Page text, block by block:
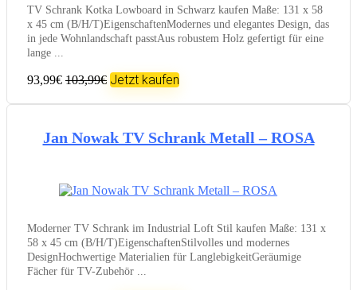
TV Schrank Kotka Lowboard in Schwarz kaufen Maße: 131 x 58
x 45 cm (B/H/T)EigenschaftenModernes und elegantes Design, das
in jede Wohnlandschaft passtAus robustem Holz gefertigt für eine
lange ...
93,99€ 103,99€ Jetzt kaufen
Jan Nowak TV Schrank Metall – ROSA
Moderner TV Schrank im Industrial Loft Stil kaufen Maße: 131 x
58 x 45 cm (B/H/T)EigenschaftenStilvolles und modernes
DesignHochwertige Materialien für LanglebigkeitGeräumige
Fächer für TV-Zubehör ...